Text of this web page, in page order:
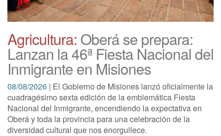
Agricultura: Oberá se prepara:
Lanzan la 46ª Fiesta Nacional del
Inmigrante en Misiones
08/08/2026 | El Gobierno de Misiones lanzó oficialmente la
cuadragésimo sexta edición de la emblemática Fiesta
Nacional del Inmigrante, encendiendo la expectativa en
Oberá y toda la provincia para una celebración de la
diversidad cultural que nos enorgullece.